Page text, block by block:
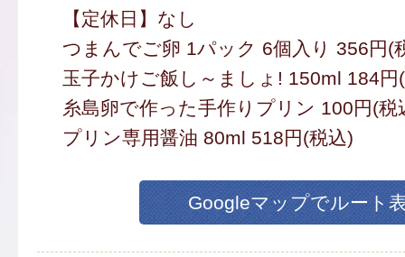
【定休日】なし
つまんでご卵 1パック 6個入り 356円(
玉子かけご飯し～ましょ! 150ml 184円
糸島卵で作った手作りプリン 100円(税
プリン専用醤油 80ml 518円(税込)
Googleマップでルート